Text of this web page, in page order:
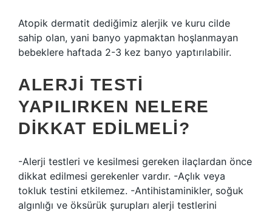
Atopik dermatit dediğimiz alerjik ve kuru cilde
sahip olan, yani banyo yapmaktan hoşlanmayan
bebeklere haftada 2-3 kez banyo yaptırılabilir.
ALERJI TESTI
YAPILIRKEN NELERE
DIKKAT EDILMELI?
-Alerji testleri ve kesilmesi gereken ilaçlardan önce
dikkat edilmesi gerekenler vardır. -Açlık veya
tokluk testini etkilemez. -Antihistaminikler, soğuk
algınlığı ve öksürük şurupları alerji testlerini